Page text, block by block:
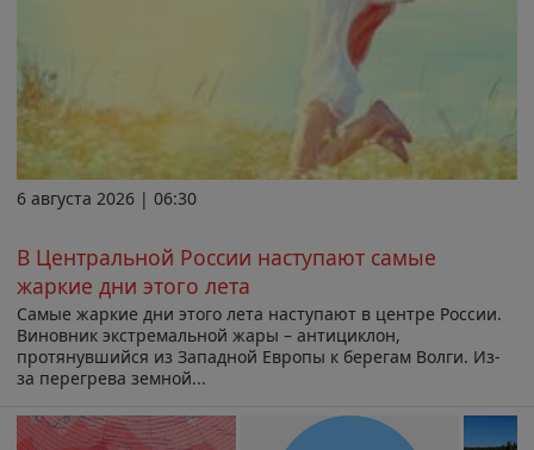
6 августа 2026 | 06:30
В Центральной России наступают самые
жаркие дни этого лета
Самые жаркие дни этого лета наступают в центре России.
Виновник экстремальной жары – антициклон,
протянувшийся из Западной Европы к берегам Волги. Из-
за перегрева земной...